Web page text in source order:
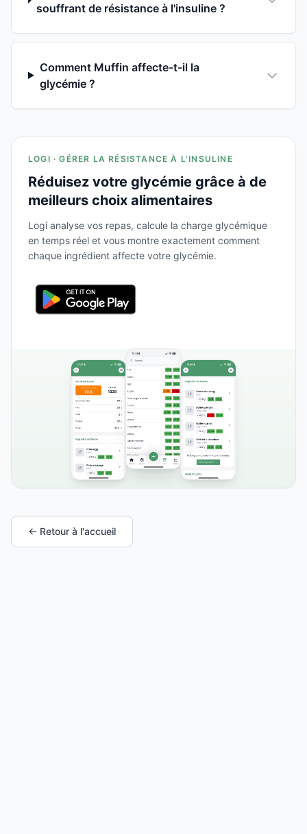
souffrant de résistance à l'insuline ?
Comment Muffin affecte-t-il la
glycémie ?
LOGI · GÉRER LA RÉSISTANCE À L'INSULINE
Réduisez votre glycémie grâce à de
meilleurs choix alimentaires
Logi analyse vos repas, calcule la charge glycémique
en temps réel et vous montre exactement comment
chaque ingrédient affecte votre glycémie.
← Retour à l'accueil